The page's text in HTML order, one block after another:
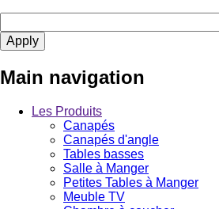
Main navigation
Les Produits
Canapés
Canapés d'angle
Tables basses
Salle à Manger
Petites Tables à Manger
Meuble TV